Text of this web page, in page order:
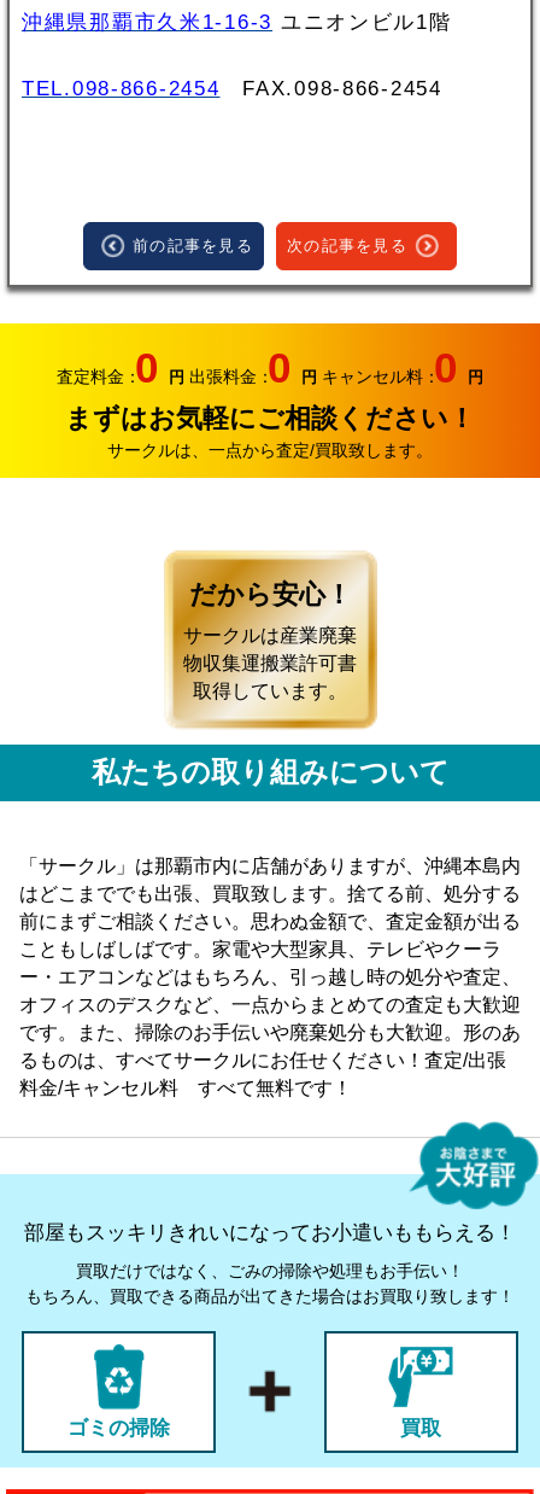
沖縄県那覇市久米1-16-3 ユニオンビル1階
TEL.098-866-2454 FAX.098‐866‐2454
前の記事を見る 次の記事を見る
査定料金：0 円 出張料金：0 円 キャンセル料：0 円
まずはお気軽にご相談ください！
サークルは、一点から査定/買取致します。
だから安心！
サークルは産業廃棄
物収集運搬業許可書
取得しています。
私たちの取り組みについて
「サークル」は那覇市内に店舗がありますが、沖縄本島内
はどこまででも出張、買取致します。捨てる前、処分する
前にまずご相談ください。思わぬ金額で、査定金額が出る
こともしばしばです。家電や大型家具、テレビやクーラ
ー・エアコンなどはもちろん、引っ越し時の処分や査定、
オフィスのデスクなど、一点からまとめての査定も大歓迎
です。また、掃除のお手伝いや廃棄処分も大歓迎。形のあ
るものは、すべてサークルにお任せください！査定/出張
料金/キャンセル料 すべて無料です！
部屋もスッキリきれいになってお小遣いももらえる！
買取だけではなく、ごみの掃除や処理もお手伝い！
もちろん、買取できる商品が出てきた場合はお買取り致します！
ゴミの掃除 買取